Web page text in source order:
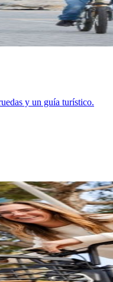
y un guía turístico.